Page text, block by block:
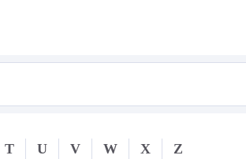
T U V W X Z